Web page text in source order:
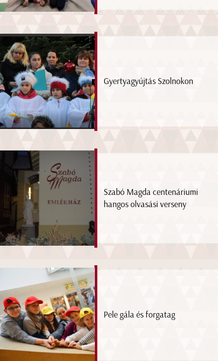
Gyertyagyújtás Szolnokon
Szabó Magda centenáriumi
hangos olvasási verseny
Pele gála és forgatag